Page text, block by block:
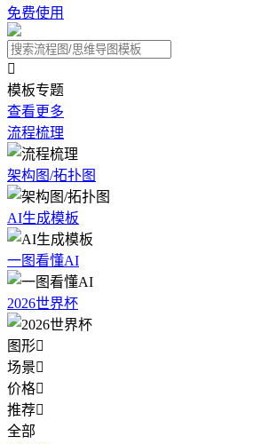
免费使用

模板专题
查看更多
流程梳理
架构图/拓扑图
AI生成模板
一图看懂AI
2026世界杯
图形
场景
价格
推荐
全部